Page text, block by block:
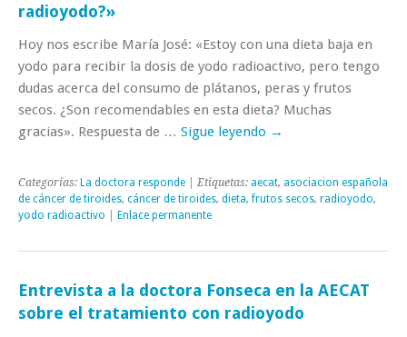
radioyodo?»
Hoy nos escribe María José: «Estoy con una dieta baja en
yodo para recibir la dosis de yodo radioactivo, pero tengo
dudas acerca del consumo de plátanos, peras y frutos
secos. ¿Son recomendables en esta dieta? Muchas
gracias». Respuesta de … Sigue leyendo →
Categorías: La doctora responde | Etiquetas: aecat, asociacion española
de cáncer de tiroides, cáncer de tiroides, dieta,frutos secos, radioyodo,
yodo radioactivo
Enlace permanente
Entrevista a la doctora Fonseca en la AECAT
sobre el tratamiento con radioyodo